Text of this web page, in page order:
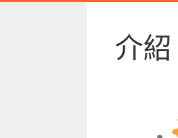
介紹